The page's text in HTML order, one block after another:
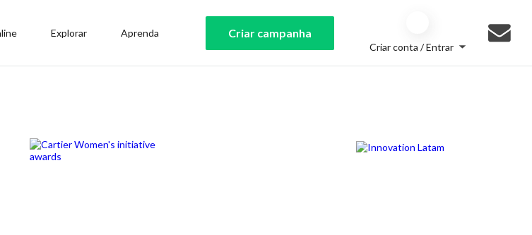
Explorar Aprenda Criar campanha
Criar conta / Entrar